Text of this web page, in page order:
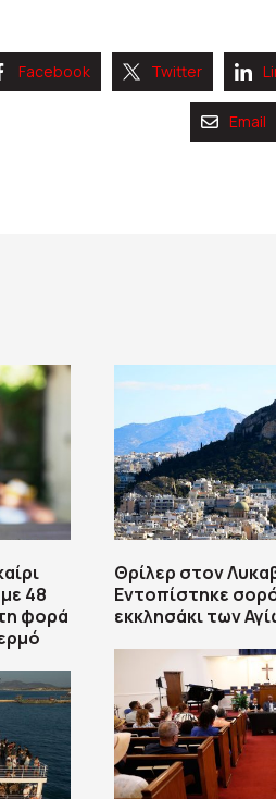
Facebook Twitter
Email
48
φορά
Θρίλερ στον
Εντοπίστηκε
εκκλησάκι των